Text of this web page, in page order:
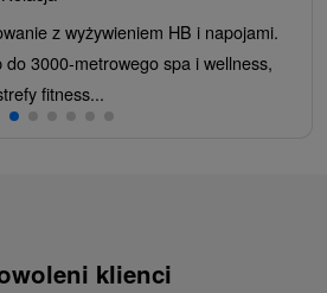
z wyżywieniem HB i napojami.
3000-metrowego spa i wellness,
fitness...
klienci